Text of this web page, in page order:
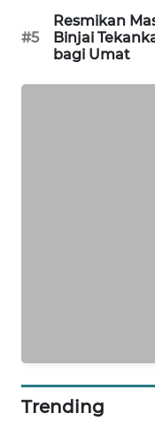
#5
Resmikan
Binjai
bagi Umat
Trending
CILEUNGSI
NEWS
PERAPKI
NEWS